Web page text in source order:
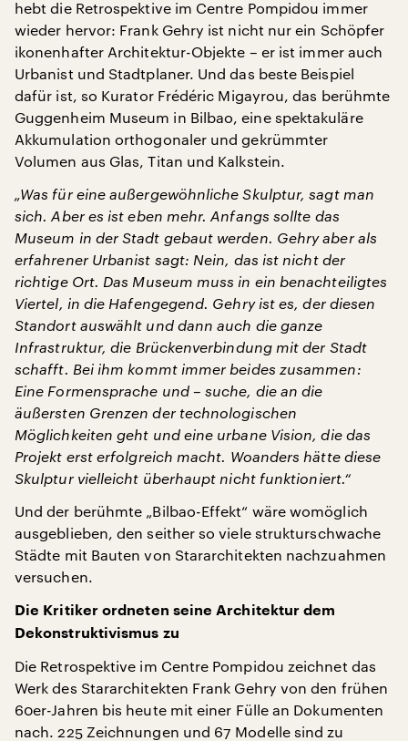
hebt die Retrospektive im Centre Pompidou immer
wieder hervor: Frank Gehry ist nicht nur ein Schöpfer
ikonenhafter Architektur-Objekte – er ist immer auch
Urbanist und Stadtplaner. Und das beste Beispiel
dafür ist, so Kurator Frédéric Migayrou, das berühmte
Guggenheim Museum in Bilbao, eine spektakuläre
Akkumulation orthogonaler und gekrümmter
Volumen aus Glas, Titan und Kalkstein.
„Was für eine außergewöhnliche Skulptur, sagt man
sich. Aber es ist eben mehr. Anfangs sollte das
Museum in der Stadt gebaut werden. Gehry aber als
erfahrener Urbanist sagt: Nein, das ist nicht der
richtige Ort. Das Museum muss in ein benachteiligtes
Viertel, in die Hafengegend. Gehry ist es, der diesen
Standort auswählt und dann auch die ganze
Infrastruktur, die Brückenverbindung mit der Stadt
schafft. Bei ihm kommt immer beides zusammen:
Eine Formensprache und – suche, die an die
äußersten Grenzen der technologischen
Möglichkeiten geht und eine urbane Vision, die das
Projekt erst erfolgreich macht. Woanders hätte diese
Skulptur vielleicht überhaupt nicht funktioniert.“
Und der berühmte „Bilbao-Effekt“ wäre womöglich
ausgeblieben, den seither so viele strukturschwache
Städte mit Bauten von Stararchitekten nachzuahmen
versuchen.
Die Kritiker ordneten seine Architektur dem
Dekonstruktivismus zu
Die Retrospektive im Centre Pompidou zeichnet das
Werk des Stararchitekten Frank Gehry von den frühen
60er-Jahren bis heute mit einer Fülle an Dokumenten
nach. 225 Zeichnungen und 67 Modelle sind zu